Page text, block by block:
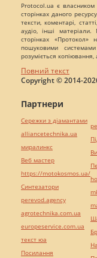
Protocol.ua є
сторінках даного
тексти, коментарі,
аудіо, інші
сторінках «Протокол»
пошуковими
розуміється
Повний текст
Copyright © 2014-
Партнери
Сережки з діамантами
alliancetechnika.ua
миралинкс
Веб мастер
https://motokosmos.ua/
Синтезатори
perevod.agency
agrotechnika.com.ua
europeservice.com.ua
текст юа
Посилання